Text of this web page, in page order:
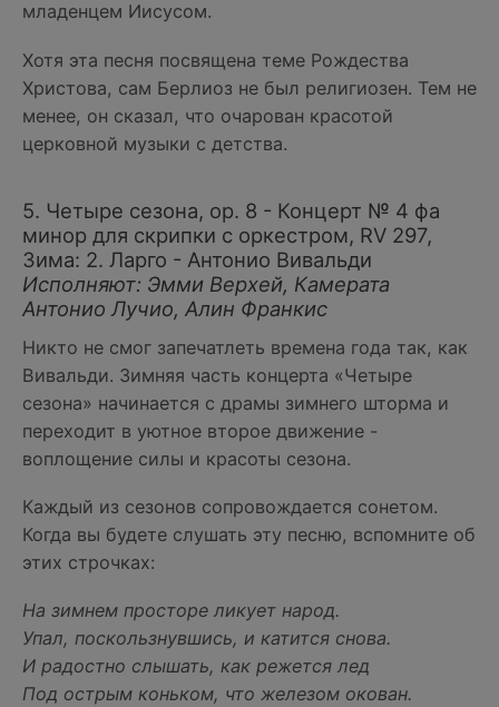
младенцем Иисусом.
Хотя эта песня посвящена теме Рождества
Христова, сам Берлиоз не был религиозен. Тем не
менее, он сказал, что очарован красотой
церковной музыки с детства.
5. Четыре сезона, ор. 8 - Концерт № 4 фа
минор для скрипки с оркестром, RV 297,
Зима: 2. Ларго - Антонио Вивальди
Исполняют: Эмми Верхей, Камерата
Антонио Лучио, Алин Франкис
Никто не смог запечатлеть времена года так, как
Вивальди. Зимняя часть концерта «Четыре
сезона» начинается с драмы зимнего шторма и
переходит в уютное второе движение -
воплощение силы и красоты сезона.
Каждый из сезонов сопровождается сонетом.
Когда вы будете слушать эту песню, вспомните об
этих строчках:
На зимнем просторе ликует народ.
Упал, поскользнувшись, и катится снова.
И радостно слышать, как режется лед
Под острым коньком, что железом окован.